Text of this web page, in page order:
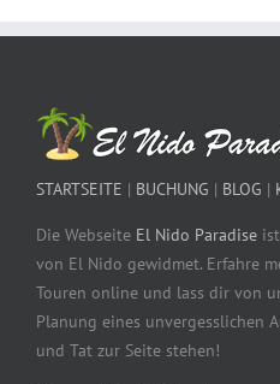
STARTSEITE | BUCHUNG | BLOG |
Die Webseite El Nido Paradise
von El Nido gewidmet. Erfahre
Touren online und lass dir von
Planung eines unvergesslichen
und Tat zur Seite stehen!